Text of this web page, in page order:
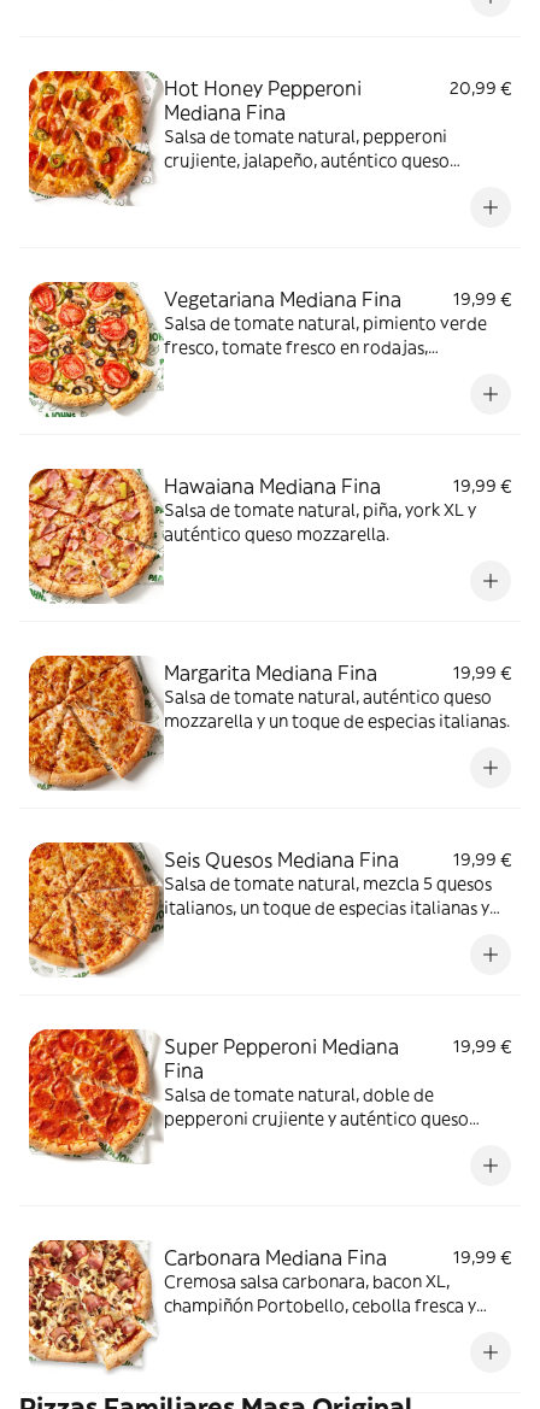
Hot Honey Pepperoni
Mediana Fina
20,99 €
Salsa de tomate natural, pepperoni
crujiente, jalapeño, auténtico queso
Vegetariana Mediana Fina
19,99 €
Salsa de tomate natural, pimiento verde
fresco, tomate fresco en rodajas,
Hawaiana Mediana Fina
19,99 €
Salsa de tomate natural, piña, york XL y
auténtico queso mozzarella.
Margarita Mediana Fina
19,99 €
Salsa de tomate natural, auténtico queso
mozzarella y un toque de especias italianas.
Seis Quesos Mediana Fina
19,99 €
Salsa de tomate natural, mezcla 5 quesos
italianos, un toque de especias italianas y
Super Pepperoni Mediana
Fina
19,99 €
Salsa de tomate natural, doble de
pepperoni crujiente y auténtico queso
Carbonara Mediana Fina
19,99 €
Cremosa salsa carbonara, bacon XL,
champiñón Portobello, cebolla fresca y